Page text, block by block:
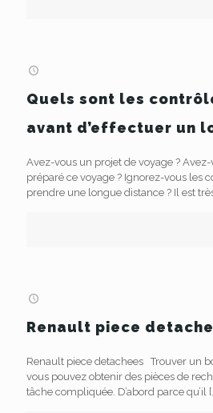
Quels sont les
avant d’effectuer un
Avez-vous un projet de voyage ?
préparé ce voyage ? Ignorez-vous les
prendre une longue distance ? Il est
Renault piece
Renault piece detachees Trouver un
vous pouvez obtenir des pièces de
tâche compliquée. D’abord parce qu’il